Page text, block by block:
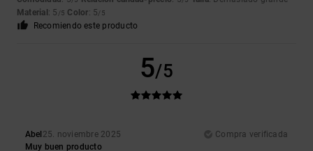
Material : 5 /5 Color: 5/5
Recomiendo este producto
5/5
Abel 25. noviembre 2025
Compra verificada
Muy buen producto